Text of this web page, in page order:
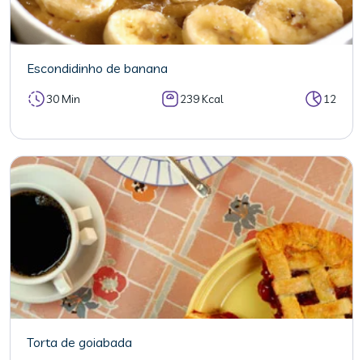
Escondidinho de banana
30 Min 239 Kcal 12
Torta de goiabada